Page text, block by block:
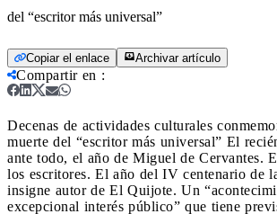
del “escritor más universal”
Copiar el enlace Archivar artículo
Compartir en :
Decenas de actividades culturales
muerte del “escritor más universal” El
ante todo, el año de Miguel de Cervantes.
los escritores. El año del IV centenario de
insigne autor de El Quijote. Un
excepcional interés público” que tiene